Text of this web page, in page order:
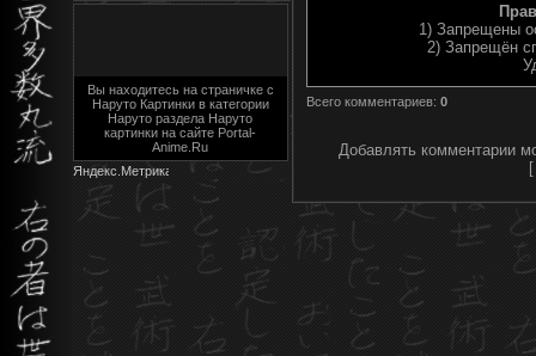
Вы находитесь на страничке с
Наруто Картинки в категории
Наруто раздела Наруто
картинки на сайте Portal-
Anime.Ru
1) Запрещены
2) Запрещён
Всего комментариев: 0
Добавлять комментарии